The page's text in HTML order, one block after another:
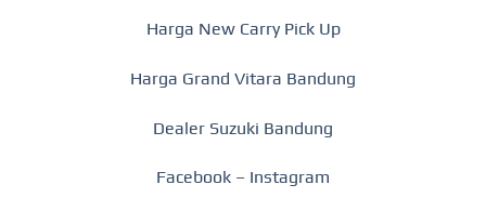
Harga New Carry Pick Up
Harga Grand Vitara Bandung
Dealer Suzuki Bandung
Facebook – Instagram